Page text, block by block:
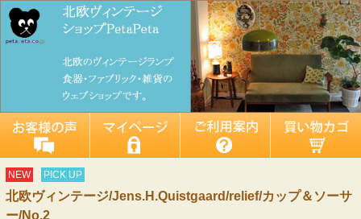
NEW PICK UP
北欧ヴィンテージ/Jens.H.Quistgaard/relief/カップ＆ソーサ
ー/No.2